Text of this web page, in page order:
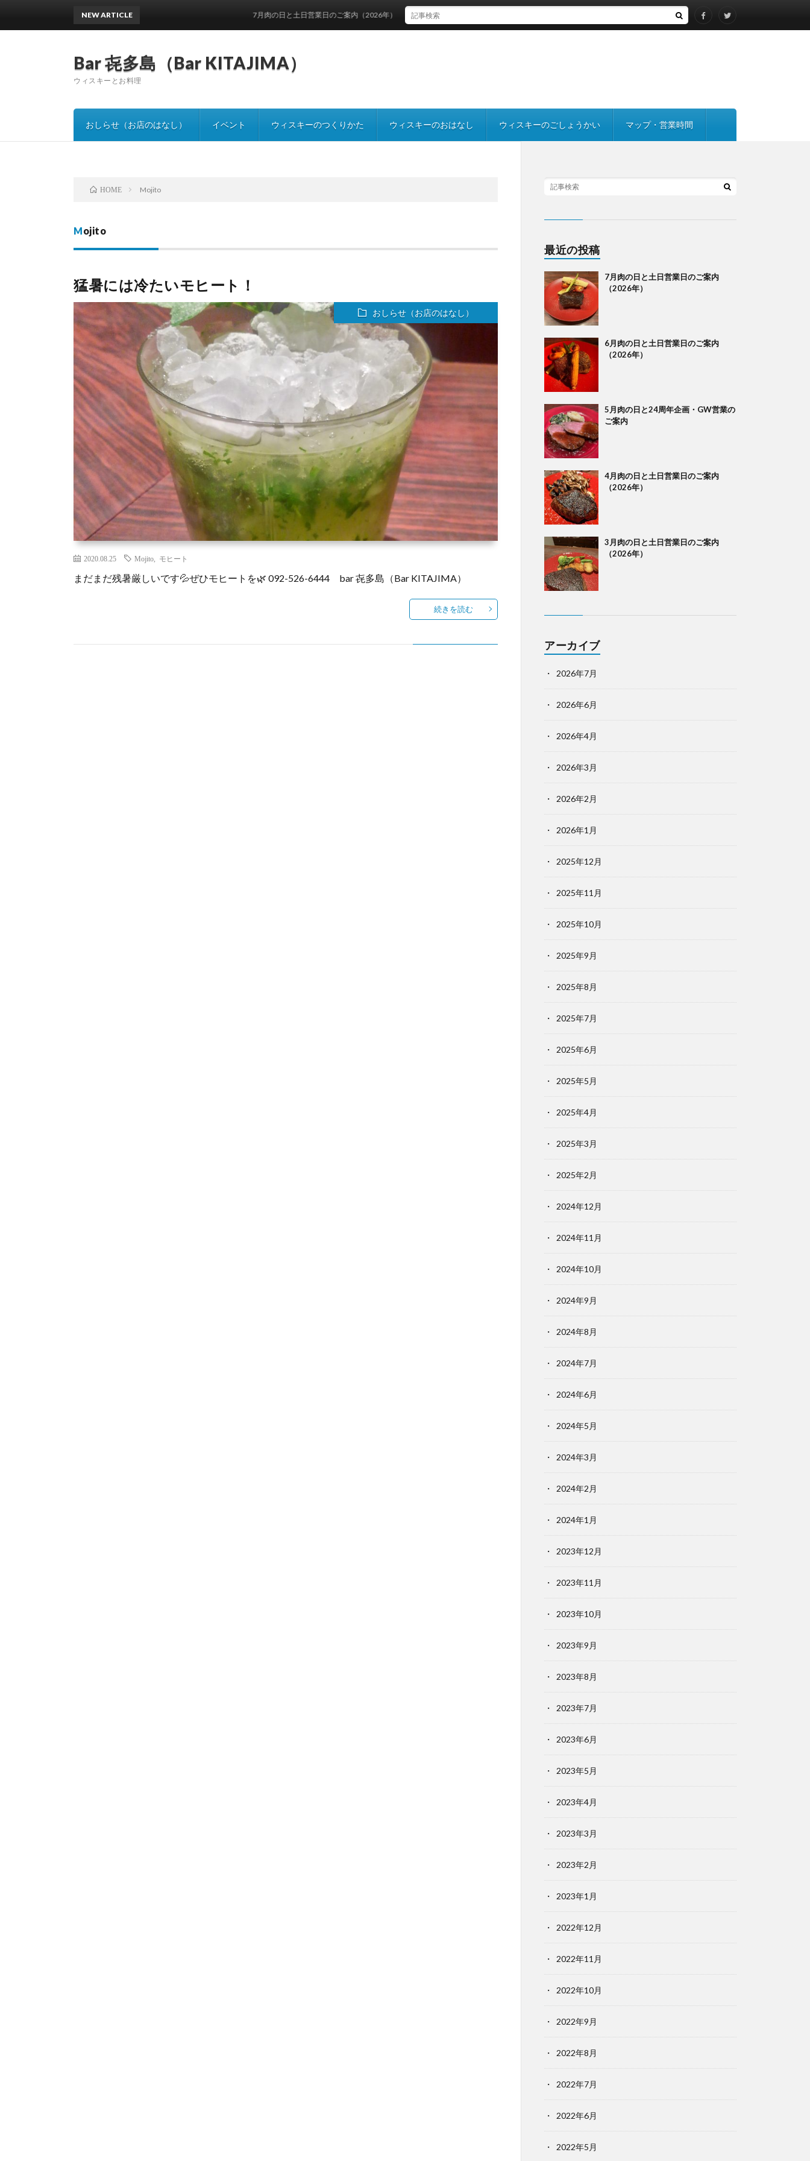
Bar 㐂多島（Bar KITAJIMA）
ウィスキーとお料理
おしらせ（お店のはなし） イベント ウィスキーのつくりかた ウィスキーのおはなし ウィスキーのごしょうかい マップ・営業時間
NEW ARTICLE 7月肉の日と土日営業日のご案内（2026年）
HOME Mojito
Mojito
猛暑には冷たいモヒート！
おしらせ（お店のはなし）
2020.08.25 Mojito モヒート
まだまだ残暑厳しいです💦ぜひモヒートを🌿 092-526-6444 bar 㐂多島（Bar KITAJIMA）
続きを読む
最近の投稿
7月肉の日と土日営業日のご案内
（2026年）
6月肉の日と土日営業日のご案内
（2026年）
5月肉の日と24周年企画・GW営業の
ご案内
4月肉の日と土日営業日のご案内
（2026年）
3月肉の日と土日営業日のご案内
（2026年）
アーカイブ
2026年7月
2026年6月
2026年4月
2026年3月
2026年2月
2026年1月
2025年12月
2025年11月
2025年10月
2025年9月
2025年8月
2025年7月
2025年6月
2025年5月
2025年4月
2025年3月
2025年2月
2024年12月
2024年11月
2024年10月
2024年9月
2024年8月
2024年7月
2024年6月
2024年5月
2024年3月
2024年2月
2024年1月
2023年12月
2023年11月
2023年10月
2023年9月
2023年8月
2023年7月
2023年6月
2023年5月
2023年4月
2023年3月
2023年2月
2023年1月
2022年12月
2022年11月
2022年10月
2022年9月
2022年8月
2022年7月
2022年6月
2022年5月